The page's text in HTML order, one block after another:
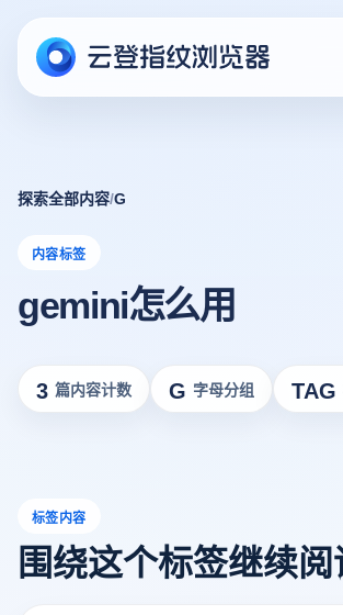
探索全部内容/G
内容标签
gemini怎么用
3 篇内容计数 G 字母分组 TAG
标签内容
围绕这个标签继续